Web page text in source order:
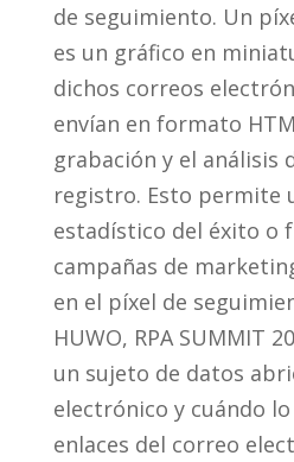
de seguimiento. Un
es un gráfico en
dichos correos
envían en formato
grabación y el análisis
registro. Esto permite
estadístico del éxito o
campañas de
en el píxel de
HUWO, RPA SUMMIT
un sujeto de datos
electrónico y cuándo
enlaces del correo